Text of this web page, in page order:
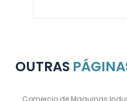
OUTRAS
Comercio de Maquinas